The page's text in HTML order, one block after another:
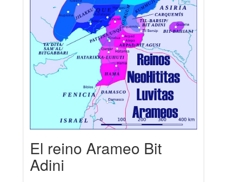
El reino Arameo Bit
Adini